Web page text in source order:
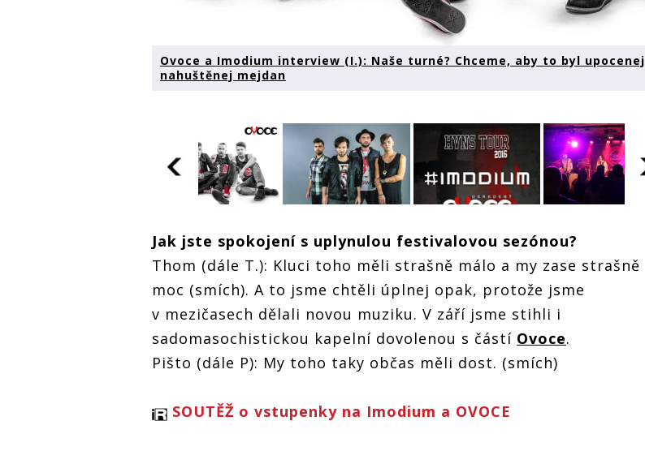
Ovoce a Imodium interview (I.): Naše turné? Chceme, aby to byl upocenej
nahuštěnej mejdan
interview (I.):
Naše turné?
Chceme, aby to
byl upocenej
nahuštěnej
mejdan
Ovoce a Imodium
Naše turné?
Chceme, aby to
byl upocenej
nahuštěnej
Ovoce a Imodium
interview (I.):
Naše turné?
Chceme, aby to
mejdan
interview (I.):
Chceme, aby to
nahuštěnej
mejdan
Jak jste spokojení s uplynulou festivalovou sezónou?
Thom (dále T.): Kluci toho měli strašně málo a my zase strašně
moc (smích). A to jsme chtěli úplnej opak, protože jsme
v mezičasech dělali novou muziku. V září jsme stihli i
sadomasochistickou kapelní dovolenou s částí Ovoce.
Pišto (dále P): My toho taky občas měli dost. (smích)
SOUTĚŽ o vstupenky na Imodium a OVOCE